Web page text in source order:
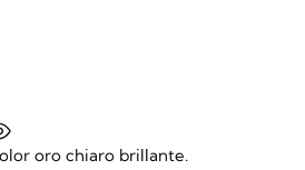
oro chiaro brillante.